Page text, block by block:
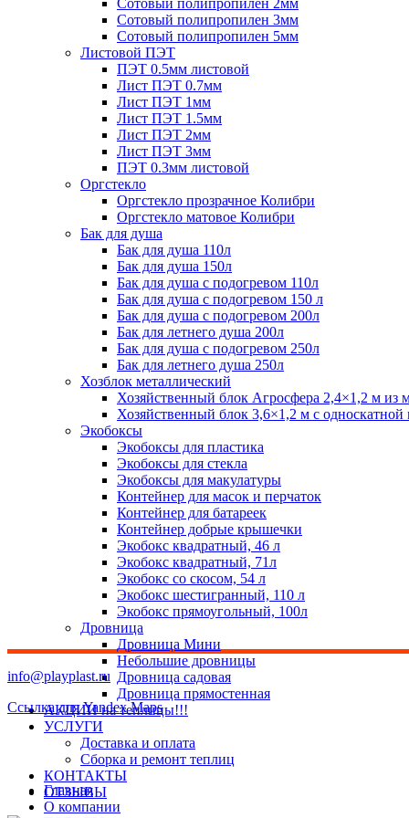
Сотовый полипропилен 2мм
Сотовый полипропилен 3мм
Сотовый полипропилен 5мм
Листовой ПЭТ
ПЭТ 0.5мм листовой
Лист ПЭТ 0.7мм
Лист ПЭТ 1мм
Лист ПЭТ 1.5мм
Лист ПЭТ 2мм
Лист ПЭТ 3мм
ПЭТ 0.3мм листовой
Оргстекло
Оргстекло прозрачное Колибри
Оргстекло матовое Колибри
Бак для душа
Бак для душа 110л
Бак для душа 150л
Бак для душа с подогревом 110л
Бак для душа с подогревом 150 л
Бак для душа с подогревом 200л
Бак для летнего душа 200л
Бак для душа с подогревом 250л
Бак для летнего душа 250л
Хозблок металлический
Хозяйственный блок Агросфера 2,4×1,2 м из
Хозяйственный блок 3,6×1,2 м с
Экобоксы
Экобоксы для пластика
Экобоксы для стекла
Экобоксы для макулатуры
Контейнер для масок и перчаток
Контейнер для батареек
Контейнер добрые крышечки
Экобокс квадратный, 46 л
Экобокс квадратный, 71л
Экобокс со скосом, 54 л
Экобокс шестигранный, 110 л
Экобокс прямоугольный, 100л
Дровница
Дровница Мини
Небольшие дровницы
Дровница садовая
Дровница прямостенная
АКЦИИ на теплицы!!!
УСЛУГИ
Доставка и оплата
Сборка и ремонт теплиц
КОНТАКТЫ
ОТЗЫВЫ
info@playplast.ru
Ссылка для Yandex Maps
Главная
О компании